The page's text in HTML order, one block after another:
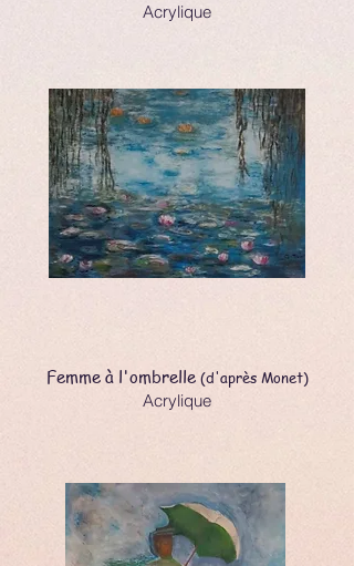
Acrylique
Femme à l'ombrelle (d'après Monet)
Acrylique